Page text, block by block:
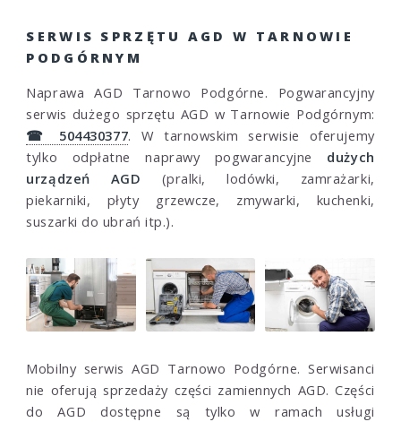
SERWIS SPRZĘTU AGD W TARNOWIE
PODGÓRNYM
Naprawa AGD Tarnowo Podgórne. Pogwarancyjny
serwis dużego sprzętu AGD w Tarnowie Podgórnym:
☎ 504430377. W tarnowskim serwisie oferujemy
tylko odpłatne naprawy pogwarancyjne dużych
urządzeń AGD (pralki, lodówki, zamrażarki,
piekarniki, płyty grzewcze, zmywarki, kuchenki,
suszarki do ubrań itp.).
Mobilny serwis AGD Tarnowo Podgórne. Serwisanci
nie oferują sprzedaży części zamiennych AGD. Części
do AGD dostępne są tylko w ramach usługi